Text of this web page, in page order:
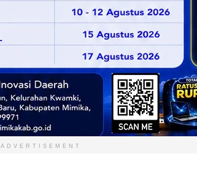
ADVERTISEMENT